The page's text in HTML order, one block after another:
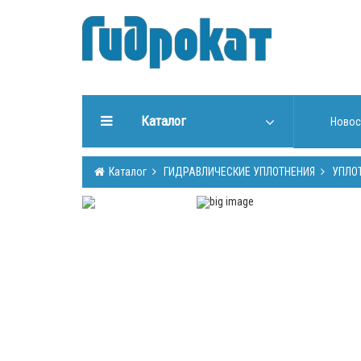
Каталог
ГИДРАВЛИЧЕСКИЕ
УПЛОТНЕНИЯ
Каталог ГИДРАВЛИЧЕСКИЕ УПЛОТНЕНИЯ